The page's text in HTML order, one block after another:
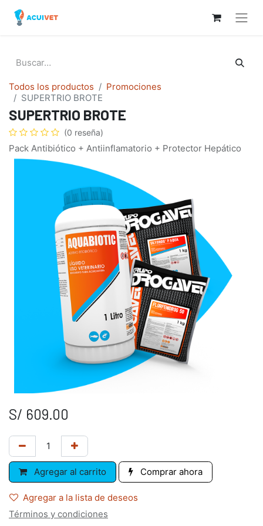
Todos los productos
Promociones
SUPERTRIO BROTE
SUPERTRIO BROTE
(0 reseña)
Pack Antibiótico + Antiinflamatorio + Protector Hepático
S/ 609.00
Agregar al carrito Comprar ahora
Agregar a la lista de deseos
Términos y condiciones